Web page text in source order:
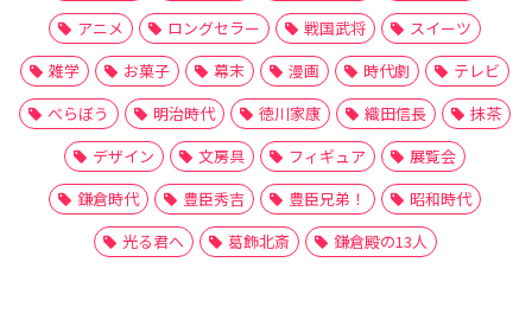
アニメ
ロングセラー 戦国武将
スイーツ
雑学
お菓子 幕末 漫画 時代劇
テレビ
べらぼう
明治時代 徳川家康 織田信長
抹茶
デザイン
文房具 フィギュア
展覧会
鎌倉時代
豊臣秀吉 豊臣兄弟！
昭和時代
光る君へ
葛飾北斎 鎌倉殿の13人